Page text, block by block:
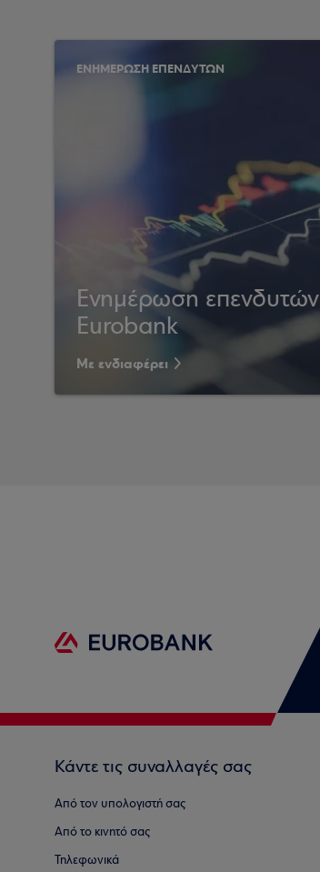
ΕΝΗΜΕΡΩΣΗ ΕΠΕΝΔΥΤΩΝ
Ενημέρωση επενδυτών
Eurobank
Με ενδιαφέρει
Κάντε τις συναλλαγές σας
Από τον υπολογιστή σας
Από το κινητό σας
Τηλεφωνικά